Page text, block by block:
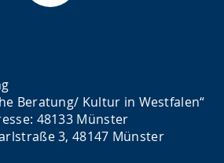
Beratung/ Kultur in Westfalen“
48133 Münster
3, 48147 Münster